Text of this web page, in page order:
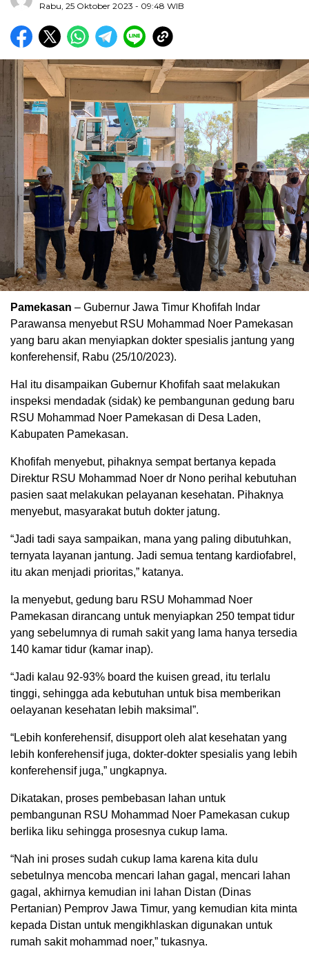
Rabu, 25 Oktober 2023 - 09:48 WIB
Pamekasan – Gubernur Jawa Timur Khofifah Indar
Parawansa menyebut RSU Mohammad Noer Pamekasan
yang baru akan menyiapkan dokter spesialis jantung yang
konferehensif, Rabu (25/10/2023).
Hal itu disampaikan Gubernur Khofifah saat melakukan
inspeksi mendadak (sidak) ke pembangunan gedung baru
RSU Mohammad Noer Pamekasan di Desa Laden,
Kabupaten Pamekasan.
Khofifah menyebut, pihaknya sempat bertanya kepada
Direktur RSU Mohammad Noer dr Nono perihal kebutuhan
pasien saat melakukan pelayanan kesehatan. Pihaknya
menyebut, masyarakat butuh dokter jatung.
“Jadi tadi saya sampaikan, mana yang paling dibutuhkan,
ternyata layanan jantung. Jadi semua tentang kardiofabrel,
itu akan menjadi prioritas,” katanya.
Ia menyebut, gedung baru RSU Mohammad Noer
Pamekasan dirancang untuk menyiapkan 250 tempat tidur
yang sebelumnya di rumah sakit yang lama hanya tersedia
140 kamar tidur (kamar inap).
“Jadi kalau 92-93% board the kuisen gread, itu terlalu
tinggi, sehingga ada kebutuhan untuk bisa memberikan
oelayanan kesehatan lebih maksimal”.
“Lebih konferehensif, disupport oleh alat kesehatan yang
lebih konferehensif juga, dokter-dokter spesialis yang lebih
konferehensif juga,” ungkapnya.
Dikatakan, proses pembebasan lahan untuk
pembangunan RSU Mohammad Noer Pamekasan cukup
berlika liku sehingga prosesnya cukup lama.
“Nah ini proses sudah cukup lama karena kita dulu
sebetulnya mencoba mencari lahan gagal, mencari lahan
gagal, akhirnya kemudian ini lahan Distan (Dinas
Pertanian) Pemprov Jawa Timur, yang kemudian kita minta
kepada Distan untuk mengikhlaskan digunakan untuk
rumah sakit mohammad noer,” tukasnya.